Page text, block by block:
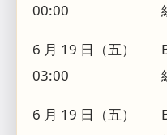
00:00
6 月 19 日（五）
03:00
6 月 19 日（五）